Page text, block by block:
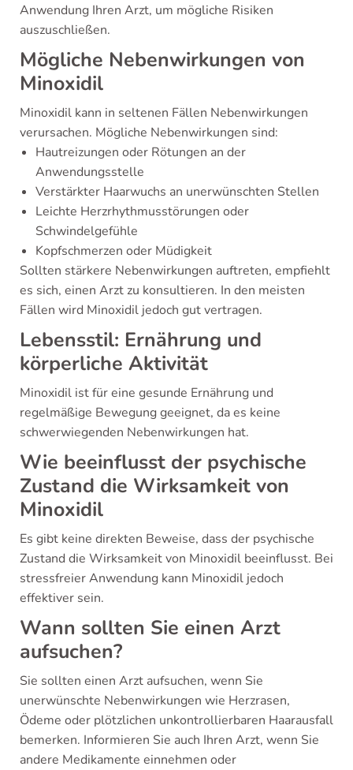
Anwendung Ihren Arzt, um mögliche Risiken
auszuschließen.
Mögliche Nebenwirkungen von
Minoxidil
Minoxidil kann in seltenen Fällen Nebenwirkungen
verursachen. Mögliche Nebenwirkungen sind:
Hautreizungen oder Rötungen an der
Anwendungsstelle
Verstärkter Haarwuchs an unerwünschten Stellen
Leichte Herzrhythmusstörungen oder
Schwindelgefühle
Kopfschmerzen oder Müdigkeit
Sollten stärkere Nebenwirkungen auftreten, empfiehlt
es sich, einen Arzt zu konsultieren. In den meisten
Fällen wird Minoxidil jedoch gut vertragen.
Lebensstil: Ernährung und
körperliche Aktivität
Minoxidil ist für eine gesunde Ernährung und
regelmäßige Bewegung geeignet, da es keine
schwerwiegenden Nebenwirkungen hat.
Wie beeinflusst der psychische
Zustand die Wirksamkeit von
Minoxidil
Es gibt keine direkten Beweise, dass der psychische
Zustand die Wirksamkeit von Minoxidil beeinflusst. Bei
stressfreier Anwendung kann Minoxidil jedoch
effektiver sein.
Wann sollten Sie einen Arzt
aufsuchen?
Sie sollten einen Arzt aufsuchen, wenn Sie
unerwünschte Nebenwirkungen wie Herzrasen,
Ödeme oder plötzlichen unkontrollierbaren Haarausfall
bemerken. Informieren Sie auch Ihren Arzt, wenn Sie
andere Medikamente einnehmen oder